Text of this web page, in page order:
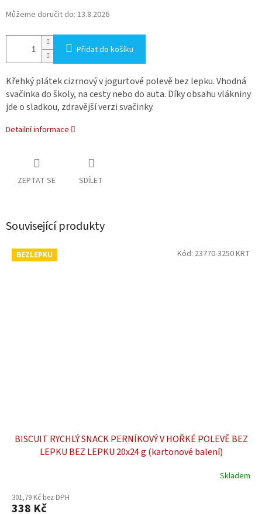
Můžeme doručit do: 13.8.2026
Přidat do košíku
Křehký plátek cizrnový v jogurtové polevě bez lepku. Vhodná
svačinka do školy, na cesty nebo do auta. Díky obsahu vlákniny
jde o sladkou, zdravější verzi svačinky.
Detailní informace
ZEPTAT SE SDÍLET
Související produkty
BEZLEPKU
BISCUIT RYCHLÝ SNACK PERNÍKOVÝ V HOŘKÉ POLEVĚ BEZ
LEPKU BEZ LEPKU 20x24 g (kartonové balení)
produktu
je
Skladem
301,79 Kč bez DPH
338 Kč
Kód: 23770-3250 KRT